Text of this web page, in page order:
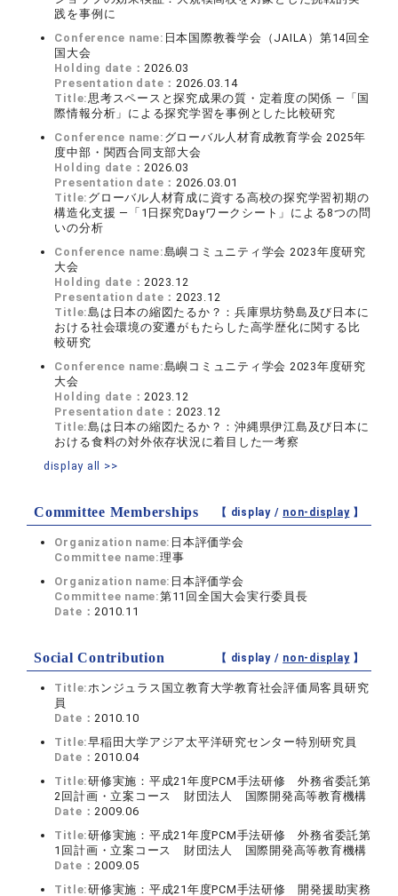
践を事例に
Conference name: 日本国際教養学会（JAILA）第14回全
国大会
Holding date：2026.03
Presentation date：2026.03.14
Title:思考スペースと探究成果の質・定着度の関係 —「国
際情報分析」による探究学習を事例とした比較研究
Conference name: グローバル人材育成教育学会 2025年
度中部・関西合同支部大会
Holding date：2026.03
Presentation date：2026.03.01
Title: グローバル人材育成に資する高校の探究学習初期の
構造化支援 —「1日探究Dayワークシート」による8つの問
いの分析
Conference name:島嶼コミュニティ学会 2023年度研究
大会
Holding date：2023.12
Presentation date：2023.12
Title:島は日本の縮図たるか？：兵庫県坊勢島及び日本に
おける社会環境の変遷がもたらした高学歴化に関する比
較研究
Conference name:島嶼コミュニティ学会 2023年度研究
大会
Holding date：2023.12
Presentation date：2023.12
Title:島は日本の縮図たるか？：沖縄県伊江島及び日本に
おける食料の対外依存状況に着目した一考察
display all >>
Committee Memberships 【 display / non-display】
Organization name: 日本評価学会
Committee name:理事
Organization name: 日本評価学会
Committee name:第11回全国大会実行委員長
Date：2010.11
Social Contribution 【 display / non-display】
Title:ホンジュラス国立教育大学教育社会評価局客員研究
員
Date：2010.10
Title:早稲田大学アジア太平洋研究センター特別研究員
Date：2010.04
Title:研修実施：平成21年度PCM手法研修 外務省委託第
2回計画・立案コース 財団法人 国際開発高等教育機構
Date：2009.06
Title:研修実施：平成21年度PCM手法研修 外務省委託第
1回計画・立案コース 財団法人 国際開発高等教育機構
Date：2009.05
Title:研修実施：平成21年度PCM手法研修 開発援助実務